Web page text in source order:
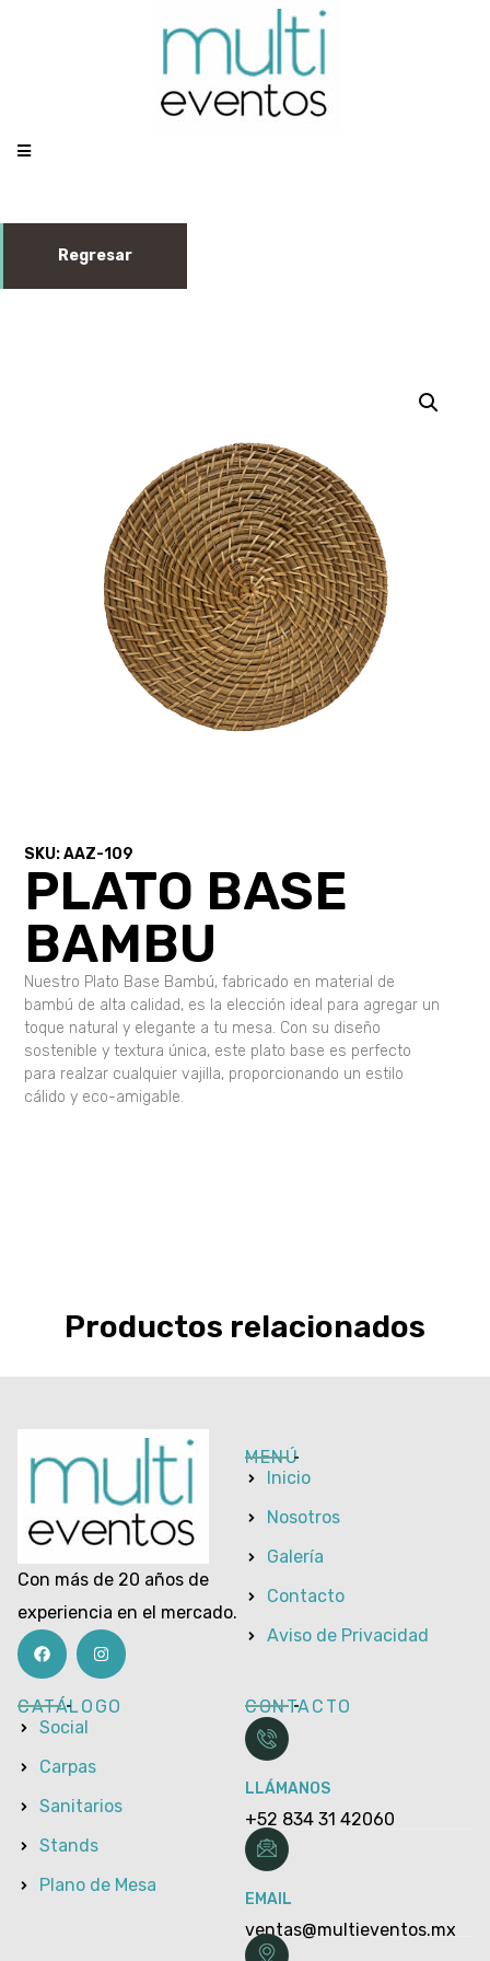
SKU: AAZ-109
PLATO BASE
BAMBU
Nuestro Plato Base Bambú, fabricado en material de
bambú de alta calidad, es la elección ideal para agregar un
toque natural y elegante a tu mesa. Con su diseño
sostenible y textura única, este plato base es perfecto
para realzar cualquier vajilla, proporcionando un estilo
cálido y eco-amigable.
Productos relacionados
Con más de 20 años de
experiencia en el mercado.
MENÚ
Inicio
Nosotros
Galería
Contacto
Aviso de Privacidad
CATÁLOGO
Social
Carpas
Sanitarios
Stands
Plano de Mesa
CONTACTO
LLÁMANOS
+52 834 31 42060
EMAIL
ventas@multieventos.mx